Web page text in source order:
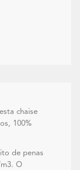
chaise
100%
de penas
O